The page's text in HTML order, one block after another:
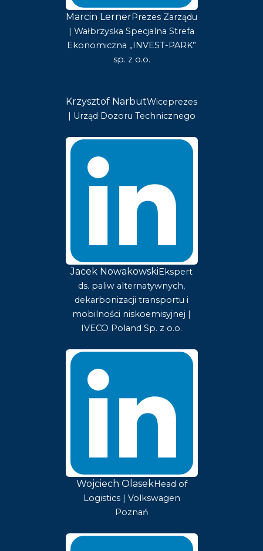
Marcin LernerPrezes Zarządu
| Wałbrzyska Specjalna Strefa
Ekonomiczna „INVEST-PARK”
sp. z o.o.
Krzysztof NarbutWiceprezes
| Urząd Dozoru Technicznego
Jacek NowakowskiEkspert
ds. paliw alternatywnych,
dekarbonizacji transportu i
mobilności niskoemisyjnej |
IVECO Poland Sp. z o.o.
Wojciech OlasekHead of
Logistics | Volkswagen
Poznań